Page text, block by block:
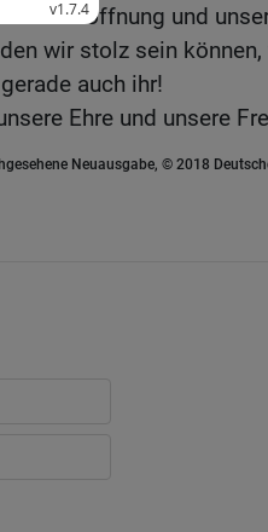
Hoffnung und
wir stolz sein
auch ihr!
Ehre und unsere
Neuausgabe, © 2018